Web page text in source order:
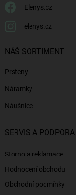
Elenys.cz
elenys.cz
NÁŠ SORTIMENT
Prsteny
Náramky
Náušnice
SERVIS A PODPORA
Storno a reklamace
Hodnocení obchodu
Obchodní podmínky